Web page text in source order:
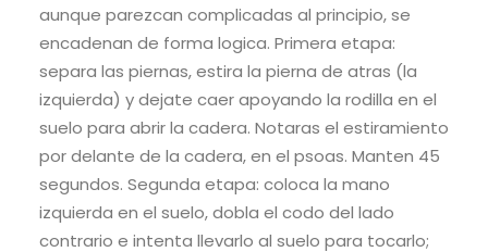
aunque parezcan complicadas al principio, se
encadenan de forma logica. Primera etapa:
separa las piernas, estira la pierna de atras (la
izquierda) y dejate caer apoyando la rodilla en el
suelo para abrir la cadera. Notaras el estiramiento
por delante de la cadera, en el psoas. Manten 45
segundos. Segunda etapa: coloca la mano
izquierda en el suelo, dobla el codo del lado
contrario e intenta llevarlo al suelo para tocarlo;